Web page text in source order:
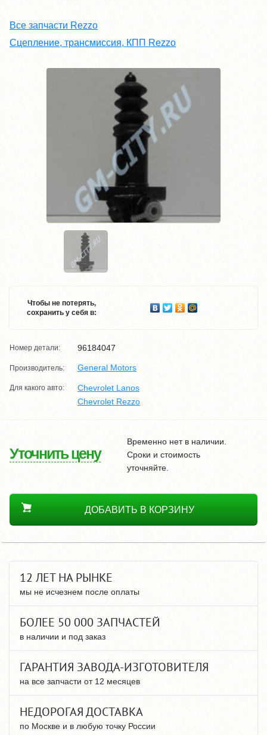
Все запчасти Rezzo
Сцепление, трансмиссия, КПП Rezzo
Чтобы не потерять,
сохранить у себя в:
Номер детали: 96184047
Производитель: General Motors
Для какого авто:
Chevrolet Lanos
Chevrolet Rezzo
Уточнить цену
Временно нет в наличии.
Сроки и стоимость
уточняйте.
ДОБАВИТЬ В КОРЗИНУ
12 ЛЕТ НА РЫНКЕ
мы не исчезнем после оплаты
БОЛЕЕ 50 000 ЗАПЧАСТЕЙ
в наличии и под заказ
ГАРАНТИЯ ЗАВОДА-ИЗГОТОВИТЕЛЯ
на все запчасти от 12 месяцев
НЕДОРОГАЯ ДОСТАВКА
по Москве и в любую точку России